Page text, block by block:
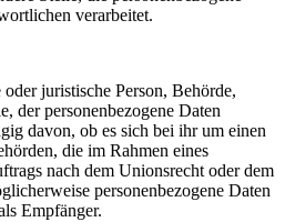
verarbeitet.
juristische Person, Behörde,
der personenbezogene Daten
davon, ob es sich bei ihr um einen
die im Rahmen eines
nach dem Unionsrecht oder dem
personenbezogene Daten
Empfänger.